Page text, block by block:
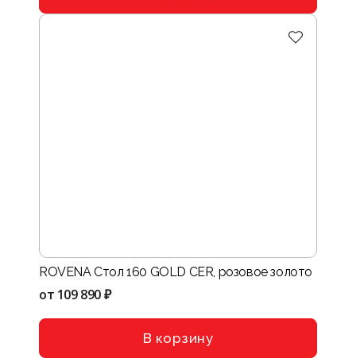
ROVENA Стол 160 GOLD CER, розовое золото
от 109 890 ₽
В корзину